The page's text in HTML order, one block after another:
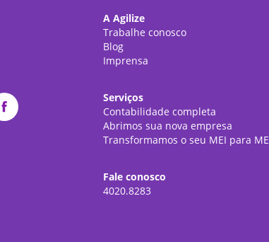
A Agilize
Trabalhe conosco
Blog
Imprensa
Serviços
Contabilidade completa
Abrimos sua nova empresa
Transformamos o seu MEI para ME
Fale conosco
4020.8283